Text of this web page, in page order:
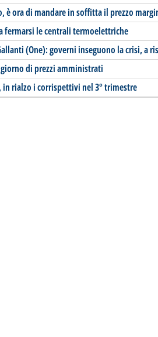
è ora di mandare in soffitta il prezzo
fermarsi le centrali termoelettriche
(One): governi inseguono la crisi, a
di prezzi amministrati
in rialzo i corrispettivi nel 3° trimestre